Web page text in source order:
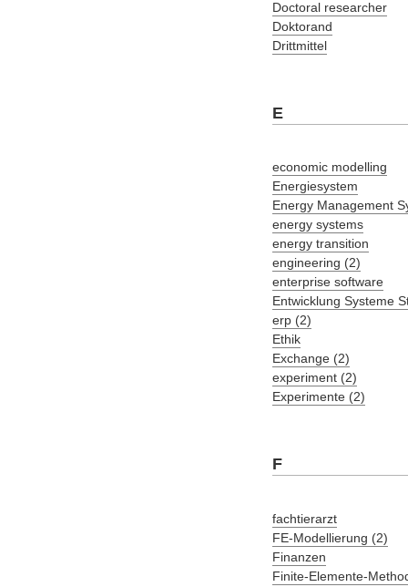
Doctoral researcher
Doktorand
Drittmittel
E
economic modelling
Energiesystem
Energy Management
energy systems
energy transition
engineering (2)
enterprise software
Entwicklung Systeme
erp (2)
Ethik
Exchange (2)
experiment (2)
Experimente (2)
F
fachtierarzt
FE-Modellierung (2)
Finanzen
Finite-Elemente-